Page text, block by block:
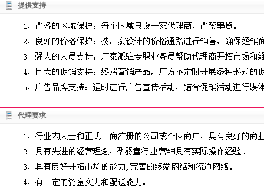
提供支持
代理要求